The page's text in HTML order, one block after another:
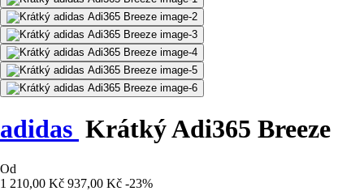
adidas Krátký Adi365 Breeze
Od
1 210,00 Kč 937,00 Kč -23%